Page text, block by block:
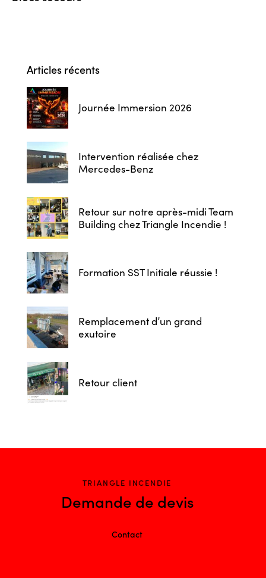
Articles récents
Journée Immersion 2026
Intervention réalisée chez
Mercedes-Benz
Retour sur notre après-midi Team
Building chez Triangle Incendie !
Formation SST Initiale réussie !
Remplacement d’un grand
exutoire
Retour client
TRIANGLE INCENDIE
Demande de devis
Contact